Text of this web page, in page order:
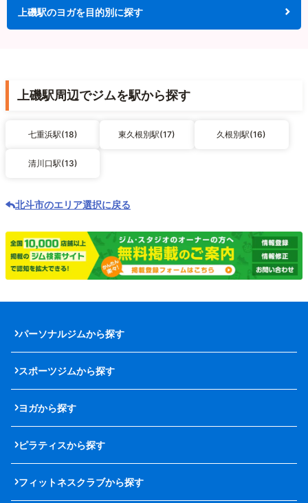
上磯駅のヨガを目的別に探す
上磯駅周辺でジムを駅から探す
七重浜駅(18) 東久根別駅(17) 久根別駅(16)
清川口駅(13)
北斗市のエリア選択に戻る
パーソナルジムから探す
スポーツジムから探す
ヨガから探す
ピラティスから探す
フィットネスクラブから探す